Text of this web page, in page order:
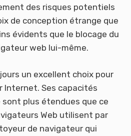
des risques potentiels
de conception étrange que
évidents que le blocage du
web lui-même.
un excellent choix pour
Internet. Ses capacités
sont plus étendues que ce
Web utilisent par
de navigateur qui